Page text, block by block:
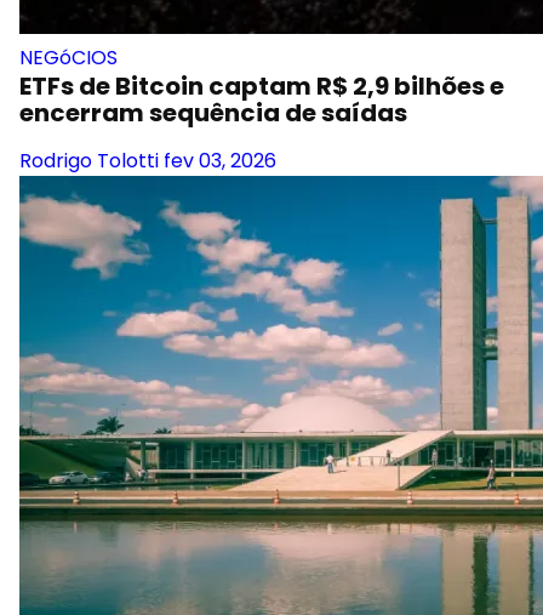
NEGóCIOS
ETFs de Bitcoin captam R$ 2,9 bilhões e
encerram sequência de saídas
Rodrigo Tolotti fev 03, 2026